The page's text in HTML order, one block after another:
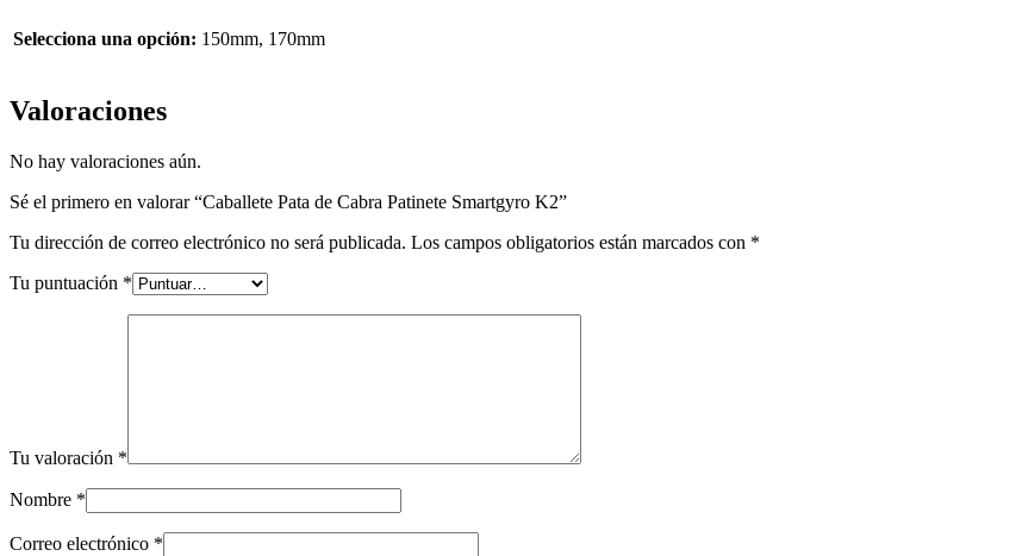
Selecciona una opción: 150mm, 170mm
Valoraciones
No hay valoraciones aún.
Sé el primero en valorar “Caballete Pata de Cabra Patinete Smartgyro K2”
Tu dirección de correo electrónico no será publicada. Los campos obligatorios están marcados con *
Tu puntuación *
Tu valoración *
Nombre *
Correo electrónico *